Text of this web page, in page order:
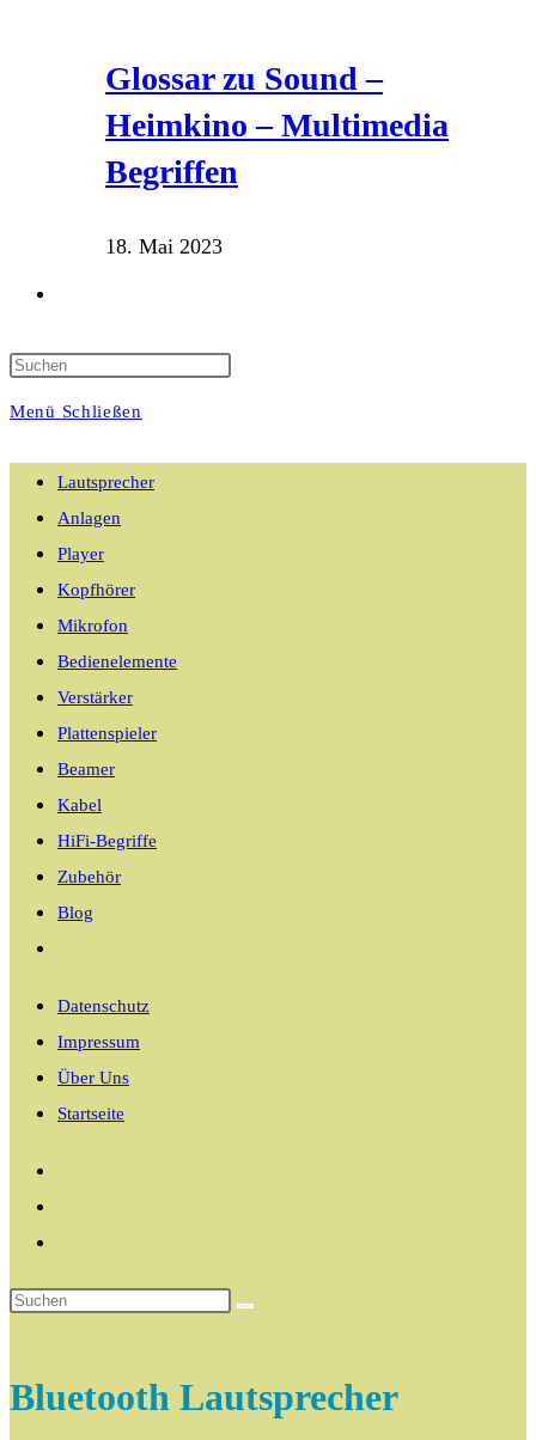
Glossar zu Sound –
Heimkino – Multimedia
Begriffen
18. Mai 2023
Suche
umschalten
Menü Schließen
Lautsprecher
Anlagen
Player
Kopfhörer
Mikrofon
Bedienelemente
Verstärker
Plattenspieler
Beamer
Kabel
HiFi-Begriffe
Zubehör
Blog
umschalten
Datenschutz
Impressum
Über Uns
Startseite
Bluetooth Lautsprecher